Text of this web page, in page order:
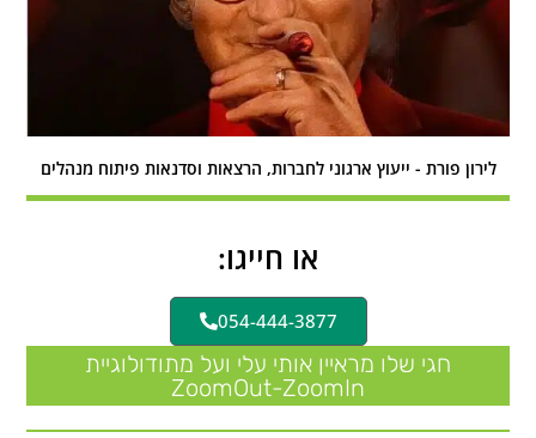
לירון פורת - ייעוץ ארגוני לחברות, הרצאות וסדנאות פיתוח מנהלים
או חייגו:
054-444-3877
חגי שלו מראיין אותי עלי ועל מתודולוגיית
ZoomOut-ZoomIn